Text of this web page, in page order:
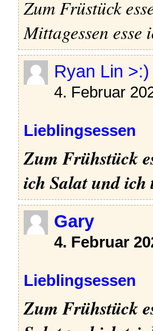
Zum Früstück
Mittagessen esse
Ryan Lin >:)
4. Februar
Lieblingsessen
Zum Frühstück
ich Salat und ich
Gary
4. Februar
Lieblingsessen
Zum Frühstück